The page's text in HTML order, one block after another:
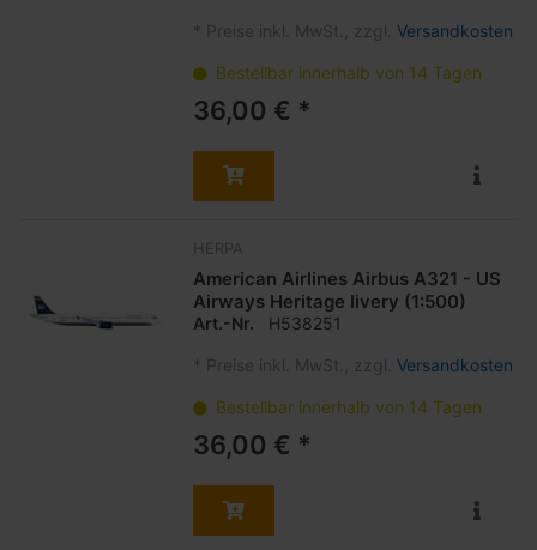
* Preise inkl. MwSt., zzgl. Versandkosten
Bestellbar innerhalb von 14 Tagen
36,00 € *
HERPA
American Airlines Airbus A321 - US
Airways Heritage livery (1:500)
Art.-Nr. H538251
* Preise inkl. MwSt., zzgl. Versandkosten
Bestellbar innerhalb von 14 Tagen
36,00 € *